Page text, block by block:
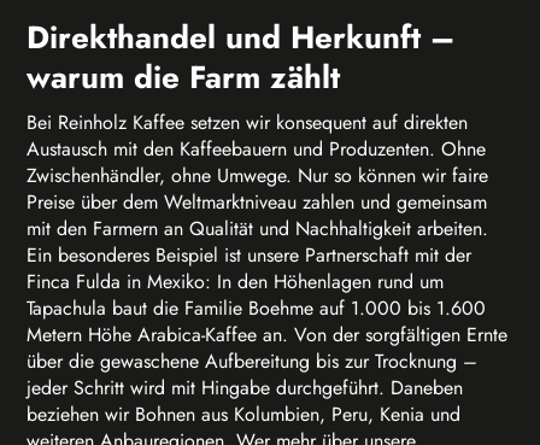
Direkthandel und Herkunft –
warum die Farm zählt
Bei Reinholz Kaffee setzen wir konsequent auf direkten
Austausch mit den Kaffeebauern und Produzenten. Ohne
Zwischenhändler, ohne Umwege. Nur so können wir faire
Preise über dem Weltmarktniveau zahlen und gemeinsam
mit den Farmern an Qualität und Nachhaltigkeit arbeiten.
Ein besonderes Beispiel ist unsere Partnerschaft mit der
Finca Fulda in Mexiko: In den Höhenlagen rund um
Tapachula baut die Familie Boehme auf 1.000 bis 1.600
Metern Höhe Arabica-Kaffee an. Von der sorgfältigen Ernte
über die gewaschene Aufbereitung bis zur Trocknung –
jeder Schritt wird mit Hingabe durchgeführt. Daneben
beziehen wir Bohnen aus Kolumbien, Peru, Kenia und